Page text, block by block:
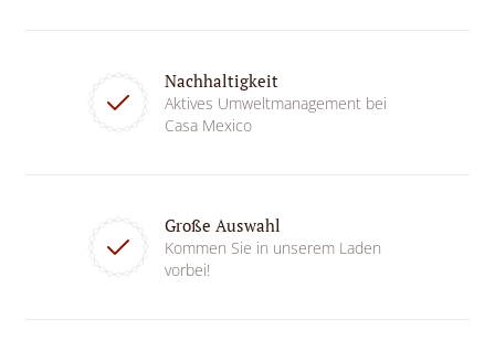
Nachhaltigkeit
Aktives Umweltmanagement bei
Casa Mexico
Große Auswahl
Kommen Sie in unserem Laden
vorbei!